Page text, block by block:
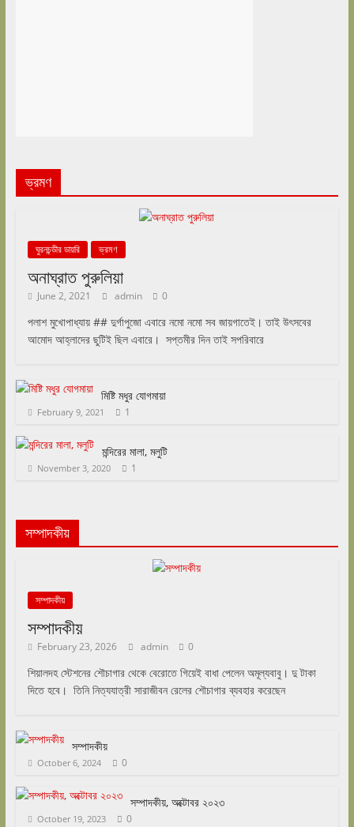
ভ্রমণ
ঘুরনচন্ডীর ডায়রি ভ্রমণ
অনাঘ্রাত পুরুলিয়া
June 2, 2021 admin 0
পলাশ মুখোপাধ্যায় ## দুর্গাপুজো এবারে নমো নমো সব জায়গাতেই। তাই উৎসবের
আমোদ আহ্লাদের ছুটিই ছিল এবারে। সপ্তমীর দিন তাই সপরিবারে
মিষ্টি মধুর যোগমায়া
February 9, 2021 1
মন্দিরের মালা, মলুটি
November 3, 2020 1
সম্পাদকীয়
সম্পাদকীয়
সম্পাদকীয়
February 23, 2026 admin 0
শিয়ালদহ স্টেশনের শৌচাগার থেকে বেরোতে গিয়েই বাধা পেলেন অমূল্যবাবু। দু টাকা
দিতে হবে। তিনি নিত্যযাত্রী সারাজীবন রেলের শৌচাগার ব্যবহার করেছেন
সম্পাদকীয়
October 6, 2024 0
সম্পাদকীয়, অক্টোবর ২০২৩
October 19, 2023 0